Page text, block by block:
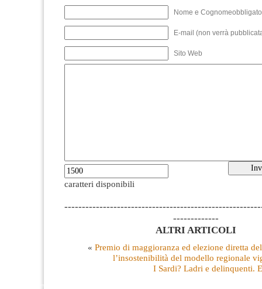
Nome e
E-mail (non verrà
Sito Web
caratteri disponibili
-------------
ALTRI ARTICOLI
« Premio di maggioranza ed elezione diretta
l’insostenibilità del modello regionale
I Sardi? Ladri e delinquenti.